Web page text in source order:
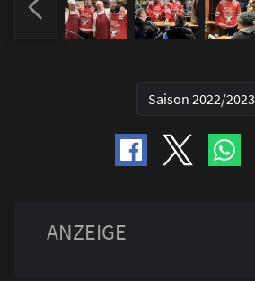
Saison 2022/2023